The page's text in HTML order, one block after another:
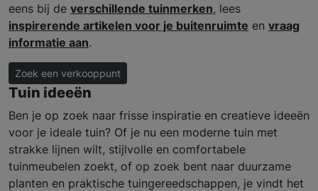
eens bij de verschillende tuinmerken, lees
inspirerende artikelen voor je buitenruimte en vraag
informatie aan.
Zoek een verkooppunt
Tuin ideeën
Ben je op zoek naar frisse inspiratie en creatieve ideeën
voor je ideale tuin? Of je nu een moderne tuin met
strakke lijnen wilt, stijlvolle en comfortabele
tuinmeubelen zoekt, of op zoek bent naar duurzame
planten en praktische tuingereedschappen, je vindt het